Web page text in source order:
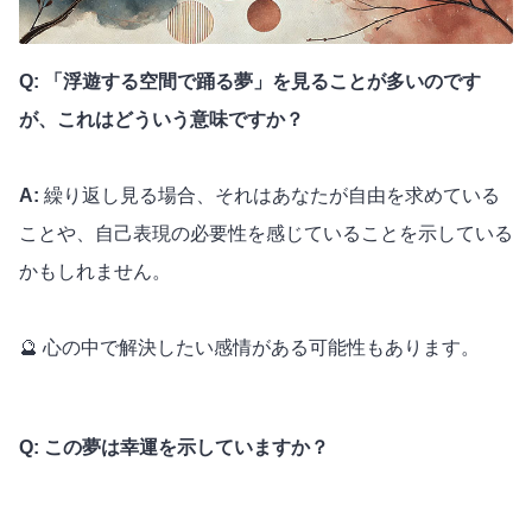
Q: 「浮遊する空間で踊る夢」を見ることが多いのです
が、これはどういう意味ですか？
A: 繰り返し見る場合、それはあなたが自由を求めている
ことや、自己表現の必要性を感じていることを示している
かもしれません。
🔮 心の中で解決したい感情がある可能性もあります。
Q: この夢は幸運を示していますか？